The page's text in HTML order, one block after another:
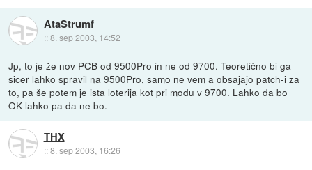
AtaStrumf
::8. sep 2003, 14:52
Jp, to je že nov PCB od 9500Pro in ne od 9700. Teoretično bi ga
sicer lahko spravil na 9500Pro, samo ne vem a obsajajo patch-i za
to, pa še potem je ista loterija kot pri modu v 9700. Lahko da bo
OK lahko pa da ne bo.
THX
::8. sep 2003, 16:26